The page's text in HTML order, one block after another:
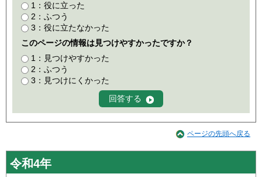
1：役に立った
2：ふつう
3：役に立たなかった
このページの情報は見つけやすかったですか？
1：見つけやすかった
2：ふつう
3：見つけにくかった
ページの先頭へ戻る
令和4年